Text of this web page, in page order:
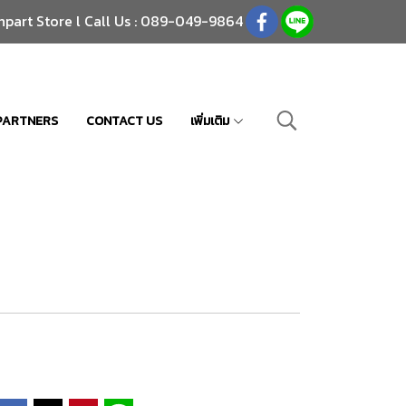
Store l Call Us : 089-049-9864
CONTACT US เพิ่มเติม